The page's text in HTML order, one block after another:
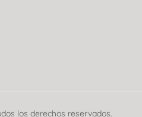
los derechos reservados.